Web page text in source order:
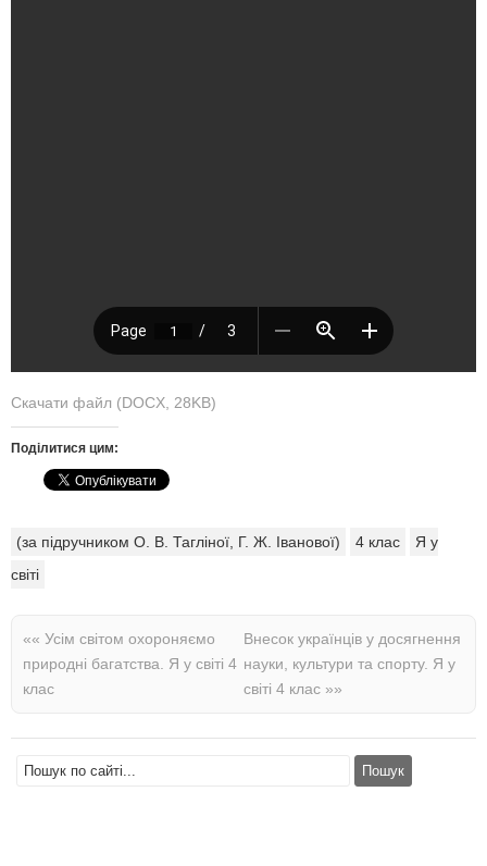
Скачати файл (DOCX, 28KB)
Поділитися цим:
(за підручником О. В. Тагліної, Г. Ж. Іванової) 4 клас
Я у
світі
«« Усім світом охороняємо
природні багатства. Я у світі 4
клас
Внесок українців у досягнення
науки, культури та спорту. Я у
світі 4 клас »»